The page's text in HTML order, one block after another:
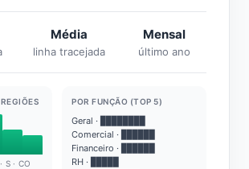
Média
linha tracejada
Mensal
último ano
S · CO
POR FUNÇÃO (TOP 5)
Geral · ████████
Comercial · ██████
Financeiro · ██████
RH · █████